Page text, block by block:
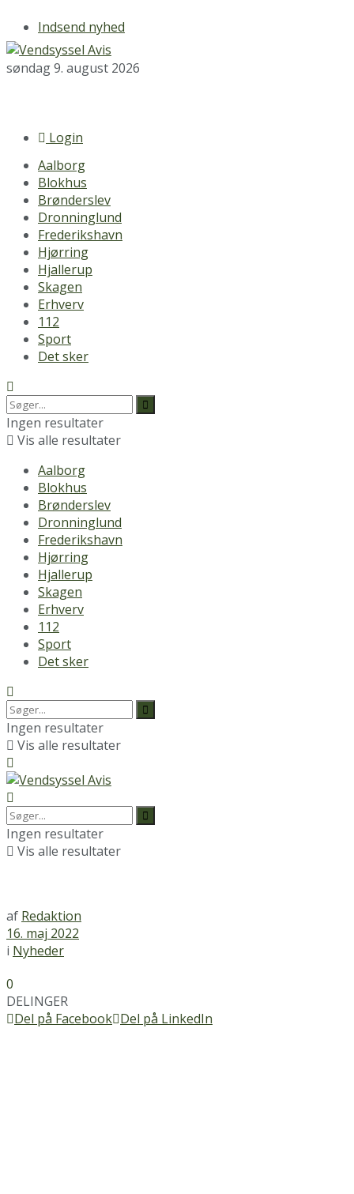
Indsend nyhed
søndag 9. august 2026
Login
Aalborg
Blokhus
Brønderslev
Dronninglund
Frederikshavn
Hjørring
Hjallerup
Skagen
Erhverv
112
Sport
Det sker
Ingen resultater
Vis alle resultater
Aalborg
Blokhus
Brønderslev
Dronninglund
Frederikshavn
Hjørring
Hjallerup
Skagen
Erhverv
112
Sport
Det sker
Ingen resultater
Vis alle resultater
Ingen resultater
Vis alle resultater
af Redaktion
16. maj 2022
i Nyheder
0
DELINGER
Del på Facebook Del på LinkedIn